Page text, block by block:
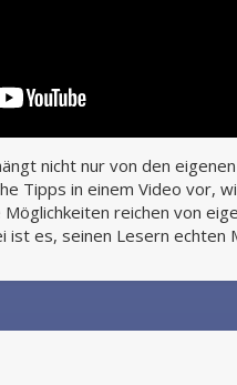
nicht nur von den
Tipps in einem Video vor,
reichen von
ist es, seinen Lesern echten